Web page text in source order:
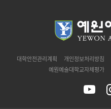
대학안전관리계획 개인정보처리방침
예원예술대학교자체평가